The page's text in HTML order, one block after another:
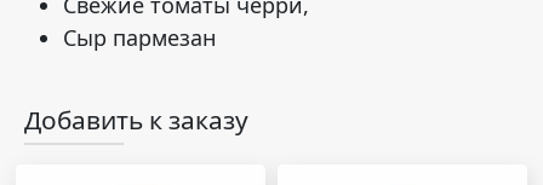
Сыр пармезан
Добавить к заказу